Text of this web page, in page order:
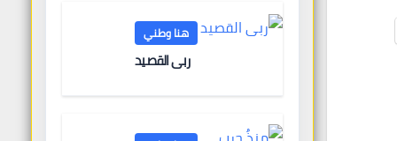
هنا وطني
ربى القصيد